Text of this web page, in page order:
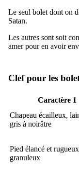
Le seul bolet dont on
Satan.
Les autres sont soit
amer pour en avoir
Clef pour les
Caractère 1
Chapeau écailleux,
gris à noirâtre
Pied élancé et
granuleux